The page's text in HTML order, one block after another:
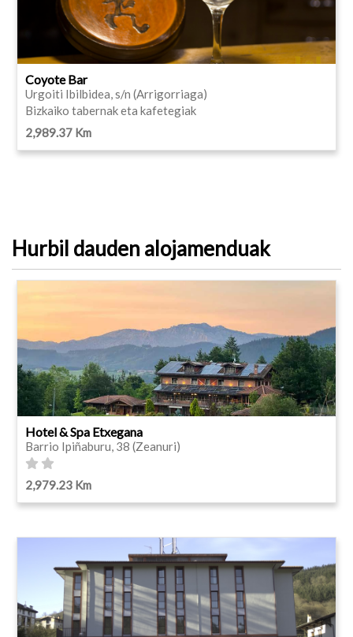
Coyote Bar
Urgoiti Ibilbidea, s/n (Arrigorriaga)
Bizkaiko tabernak eta kafetegiak
2,989.37 Km
Hurbil dauden alojamenduak
Hotel & Spa Etxegana
Barrio Ipiñaburu, 38 (Zeanuri)
2,979.23 Km